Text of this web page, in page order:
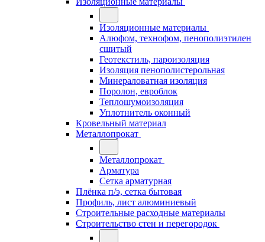
Изоляционные материалы
Алюфом, технофом, пенополиэтилен
сшитый
Геотекстиль, пароизоляция
Изоляция пенополистерольная
Минераловатная изоляция
Поролон, евроблок
Теплошумоизоляция
Уплотнитель оконный
Кровельный материал
Металлопрокат
Металлопрокат
Арматура
Сетка арматурная
Плёнка п/э, сетка бытовая
Профиль, лист алюминиевый
Строительные расходные материалы
Строительство стен и перегородок